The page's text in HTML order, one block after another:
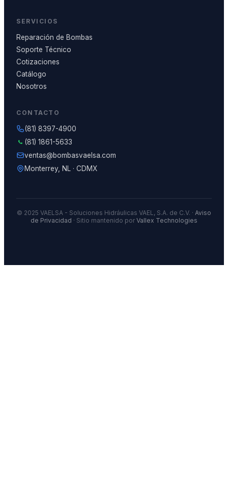
SERVICIOS
Reparación de Bombas
Soporte Técnico
Cotizaciones
Catálogo
Nosotros
CONTACTO
(81) 8397-4900
(81) 1861-5633
ventas@bombasvaelsa.com
Monterrey, NL · CDMX
© 2025 VAELSA - Soluciones Hidráulicas VAEL, S.A. de C.V. · Aviso
de Privacidad · Sitio mantenido por Vallex Technologies